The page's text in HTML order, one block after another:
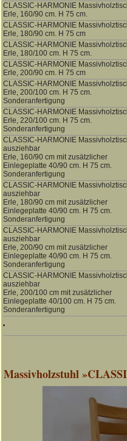
CLASSIC-HARMONIE
Erle, 160/90 cm. H 75 cm.
CLASSIC-HARMONIE
Erle, 180/90 cm. H 75 cm
CLASSIC-HARMONIE
Erle, 180/100 cm. H 75 cm.
CLASSIC-HARMONIE
Erle, 200/90 cm. H 75 cm
CLASSIC-HARMONIE
Erle, 200/100 cm. H 75 cm.
Sonderanfertigung
CLASSIC-HARMONIE
Erle, 220/100 cm. H 75 cm.
Sonderanfertigung
CLASSIC-HARMONIE
ausziehbar
Erle, 160/90 cm mit zusätzlicher
Einlegeplatte 40/90 cm. H 75 cm.
Sonderanfertigung
CLASSIC-HARMONIE
ausziehbar
Erle, 180/90 cm mit zusätzlicher
Einlegeplatte 40/90 cm. H 75 cm.
Sonderanfertigung
CLASSIC-HARMONIE
ausziehbar
Erle, 200/90 cm mit zusätzlicher
Einlegeplatte 40/90 cm. H 75 cm.
Sonderanfertigung
CLASSIC-HARMONIE
ausziehbar
Erle, 200/100 cm mit zusätzlicher
Einlegeplatte 40/100 cm. H 75 cm.
Sonderanfertigung
Massivholzstuhl